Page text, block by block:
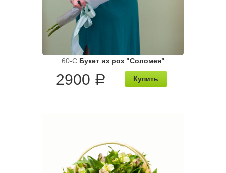
60-C Букет из роз "Соломея"
2900 a Купить